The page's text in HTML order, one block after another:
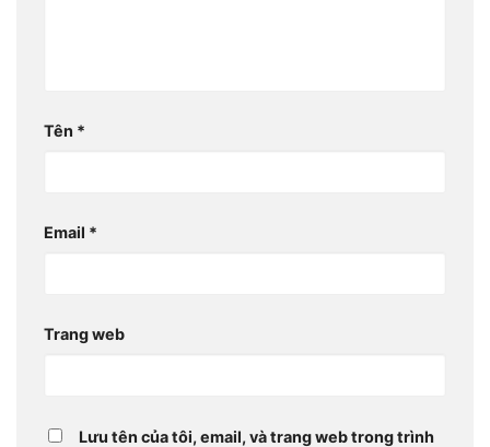
Tên *
Email *
Trang web
Lưu tên của tôi, email, và trang web trong trình